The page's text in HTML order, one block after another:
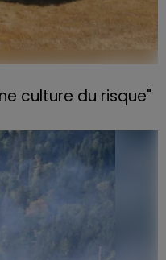
culture du risque"